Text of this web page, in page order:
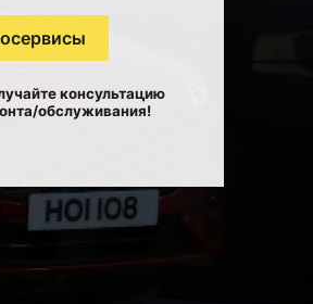
консультацию
обслуживания!